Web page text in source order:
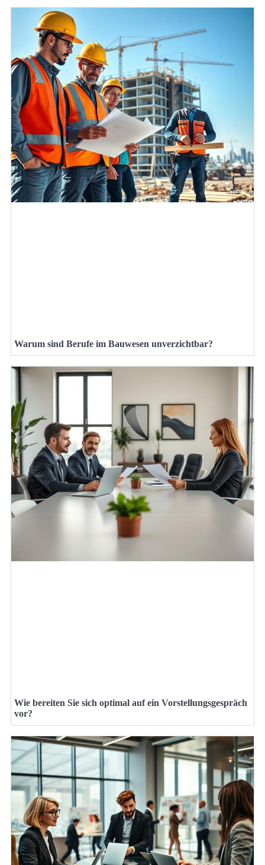
Warum sind Berufe im Bauwesen unverzichtbar?
Wie bereiten Sie sich optimal auf ein Vorstellungsgespräch
vor?